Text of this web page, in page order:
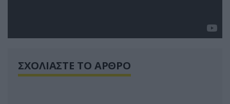
ΣΧΟΛΙΑΣΤΕ ΤΟ ΑΡΘΡΟ